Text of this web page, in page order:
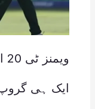
ایک ہی